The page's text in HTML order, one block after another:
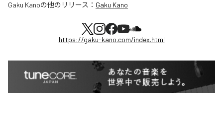
Gaku Kanoの他のリリース： Gaku Kano
https://gaku-kano.com/index.html